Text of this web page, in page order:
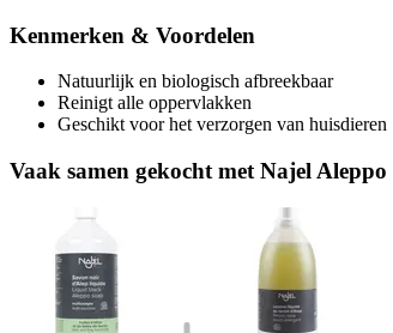
Kenmerken & Voordelen
Natuurlijk en biologisch afbreekbaar
Reinigt alle oppervlakken
Geschikt voor het verzorgen van huisdieren
Vaak samen gekocht met Najel